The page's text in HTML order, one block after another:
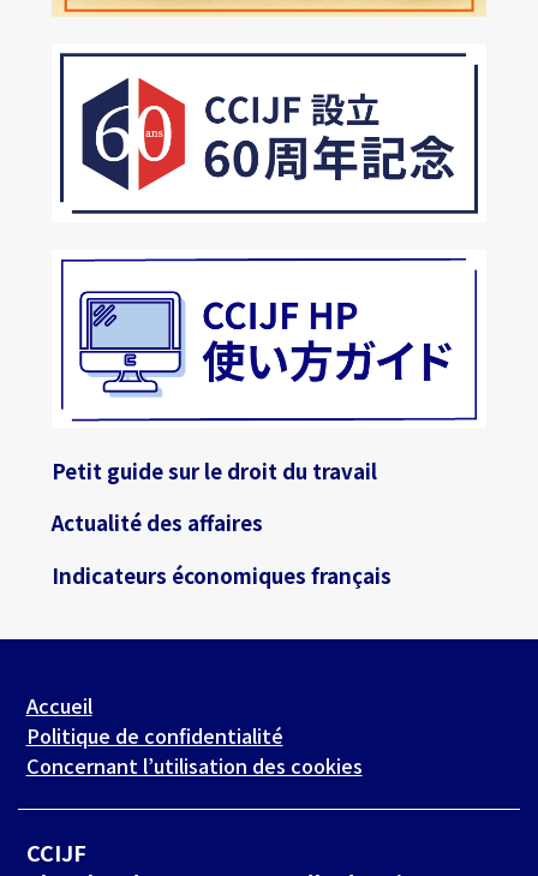
Petit guide sur le droit du travail
Actualité des affaires
Indicateurs économiques français
Accueil
Politique de confidentialité
Concernant l’utilisation des cookies
CCIJF